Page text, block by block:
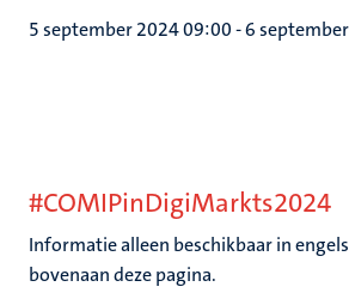
5 september 2024 09:00-6
#COMIPinDigiMarkts2024
Informatie alleen beschikbaar in
bovenaan deze pagina.